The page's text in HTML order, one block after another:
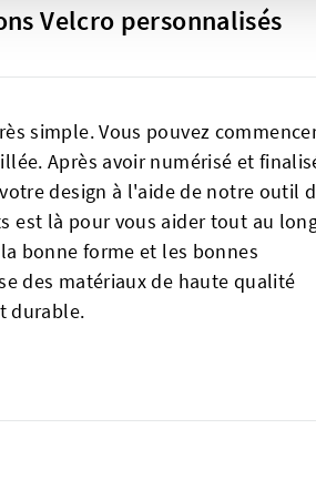
Velcro personnalisés
simple. Vous pouvez
Après avoir numérisé et
design à l'aide de notre outil
est là pour vous aider tout au
bonne forme et les bonnes
des matériaux de haute qualité
durable.